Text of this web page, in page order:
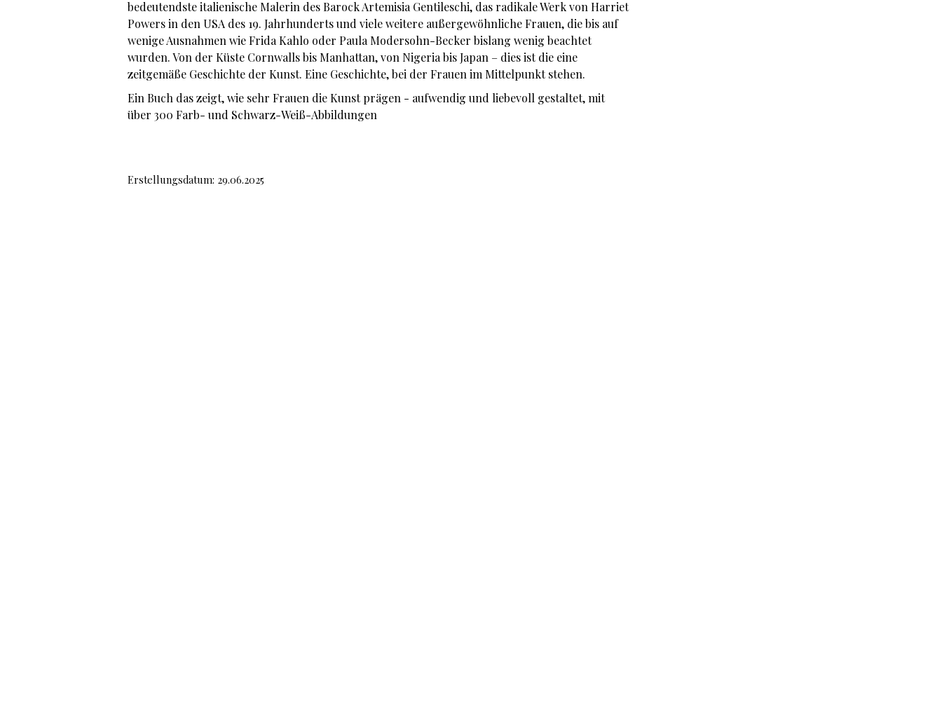
bedeutendste italienische Malerin des Barock Artemisia Gentileschi, das radikale Werk von Harriet
Powers in den USA des 19. Jahrhunderts und viele weitere außergewöhnliche Frauen, die bis auf
wenige Ausnahmen wie Frida Kahlo oder Paula Modersohn-Becker bislang wenig beachtet
wurden. Von der Küste Cornwalls bis Manhattan, von Nigeria bis Japan – dies ist die eine
zeitgemäße Geschichte der Kunst. Eine Geschichte, bei der Frauen im Mittelpunkt stehen.
Ein Buch das zeigt, wie sehr Frauen die Kunst prägen - aufwendig und liebevoll gestaltet, mit
über 300 Farb- und Schwarz-Weiß-Abbildungen
Erstellungsdatum: 29.06.2025